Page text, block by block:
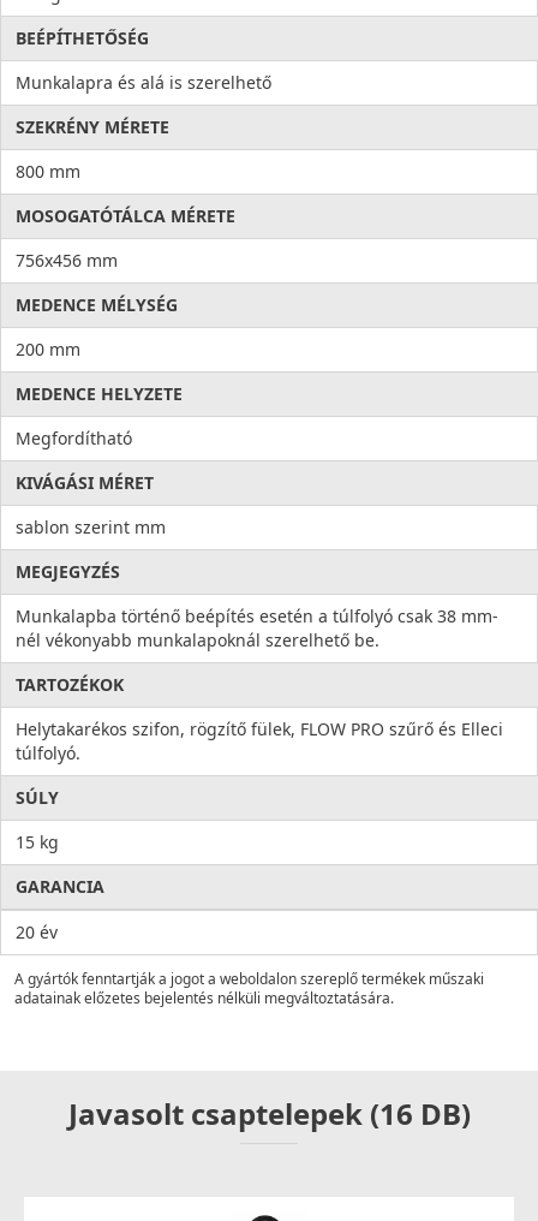
BEÉPÍTHETŐSÉG
Munkalapra és alá is szerelhető
SZEKRÉNY MÉRETE
800 mm
MOSOGATÓTÁLCA MÉRETE
756x456 mm
MEDENCE MÉLYSÉG
200 mm
MEDENCE HELYZETE
Megfordítható
KIVÁGÁSI MÉRET
sablon szerint mm
MEGJEGYZÉS
Munkalapba történő beépítés esetén a túlfolyó csak 38 mm-
nél vékonyabb munkalapoknál szerelhető be.
TARTOZÉKOK
Helytakarékos szifon, rögzítő fülek, FLOW PRO szűrő és Elleci
túlfolyó.
SÚLY
15 kg
GARANCIA
20 év
A gyártók fenntartják a jogot a weboldalon szereplő termékek műszaki
adatainak előzetes bejelentés nélküli megváltoztatására.
Javasolt csaptelepek (16 DB)